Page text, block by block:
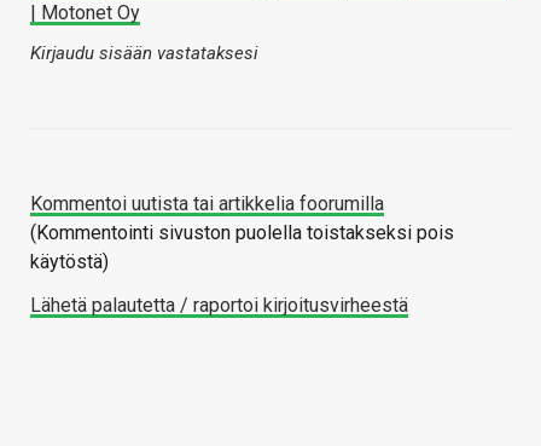
| Motonet Oy
Kirjaudu sisään vastataksesi
Kommentoi uutista tai artikkelia foorumilla
(Kommentointi sivuston puolella toistakseksi pois
käytöstä)
Lähetä palautetta / raportoi kirjoitusvirheestä